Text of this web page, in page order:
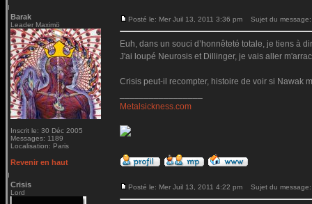
Barak
Leader Maximö
Inscrit le: 30 Déc 2005
Messages: 1189
Localisation: Paris
Posté le: Mer Juil 13, 2011 3:36 pm Sujet du message:
Euh, dans un souci d’honnêteté totale, je tiens à
J'ai loupé Neurosis et Dillinger, je vais aller
Crisis peut-il recompter, histoire de voir si Nawak
Metalsickness.com
Revenir en haut
Crisis
Lord
Posté le: Mer Juil 13, 2011 4:22 pm Sujet du message: